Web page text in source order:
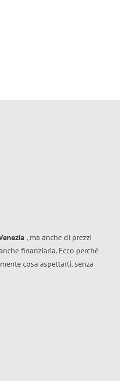
, ma anche di prezzi
finanziaria. Ecco perché
cosa aspettarti, senza